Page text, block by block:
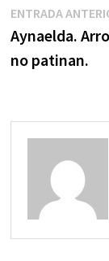
de
entradas
ENTRADA
Aynaelda.
no patinan.